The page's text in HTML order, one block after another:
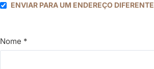
ENVIAR PARA UM ENDEREÇO DIFERENTE
Nome *